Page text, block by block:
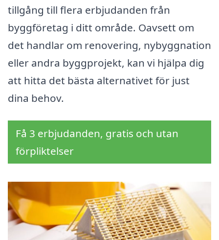
tillgång till flera erbjudanden från
byggföretag i ditt område. Oavsett om
det handlar om renovering, nybyggnation
eller andra byggprojekt, kan vi hjälpa dig
att hitta det bästa alternativet för just
dina behov.
Få 3 erbjudanden, gratis och utan
förpliktelser